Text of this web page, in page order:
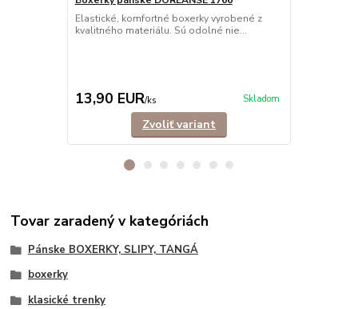
Elastické, komfortné boxerky vyrobené z
kvalitného materiálu. Sú odolné nie...
13,90 EUR/ks Skladom
Zvoliť variant
Tovar zaradený v kategóriách
Pánske BOXERKY, SLIPY, TANGÁ
boxerky
klasické trenky